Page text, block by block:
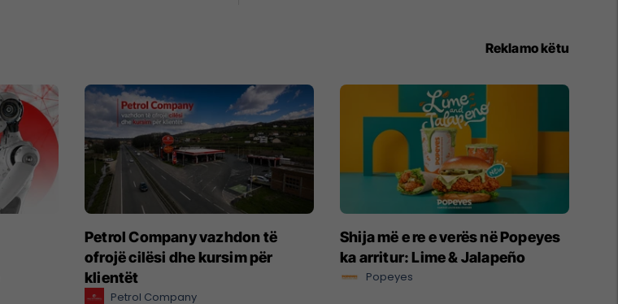
Reklamo këtu
Petrol Company vazhdon të
ofrojë cilësi dhe kursim për
klientët
Petrol Company
Shija më e re e verës në Popeyes
ka arritur: Lime & Jalapeño
Popeyes